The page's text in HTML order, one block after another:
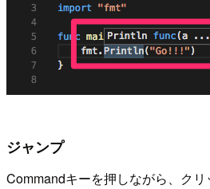
ジャンプ
Commandキーを押しながら、ク